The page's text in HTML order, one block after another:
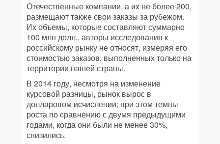
Отечественные компании, а их не более 200,
размещают также свои заказы за рубежом.
Их объемы, которые составляют суммарно
100 млн долл., авторы исследования к
российскому рынку не относят, измеряя его
стоимостью заказов, выполненных только на
территории нашей страны.
В 2014 году, несмотря на изменение
курсовой разницы, рынок вырос в
долларовом исчислении; при этом темпы
роста по сравнению с двумя предыдущими
годами, когда они были не менее 30%,
снизились.